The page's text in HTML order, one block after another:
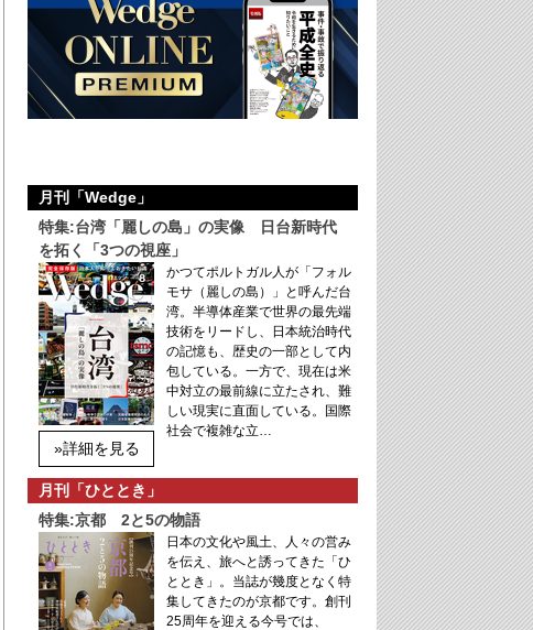
月刊「Wedge」
特集:台湾「麗しの島」の実像 日台新時代
を拓く「3つの視座」
»詳細を見る
かつてポルトガル人が「フォル
モサ（麗しの島）」と呼んだ台
湾。半導体産業で世界の最先端
技術をリードし、日本統治時代
の記憶も、歴史の一部として内
包している。一方で、現在は米
中対立の最前線に立たされ、難
しい現実に直面している。国際
社会で複雑な立…
月刊「ひととき」
特集:京都 2と5の物語
日本の文化や風土、人々の営み
を伝え、旅へと誘ってきた「ひ
ととき」。当誌が幾度となく特
集してきたのが京都です。創刊
25周年を迎える今号では、